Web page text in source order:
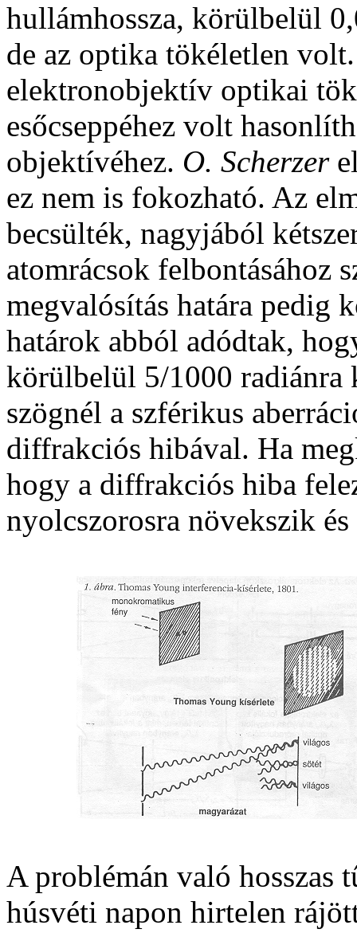
hullámhossza, körülbelül
de az optika tökéletlen
elektronobjektív optikai
esőcseppéhez volt
objektívéhez. O. Scherzer
ez nem is fokozható. Az
becsülték, nagyjából
atomrácsok felbontásához
megvalósítás határa pedig
határok abból adódtak,
körülbelül 5/1000
szögnél a szférikus
diffrakciós hibával. Ha
hogy a diffrakciós hiba
nyolcszorosra növekszik
A problémán való hosszas
húsvéti napon hirtelen